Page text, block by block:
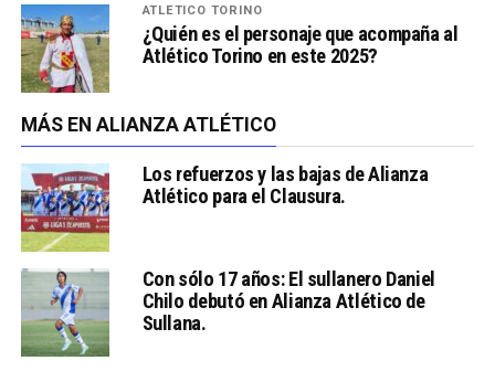
ATLÉTICO TORINO
¿Quién es el personaje que acompaña al
Atlético Torino en este 2025?
MÁS EN ALIANZA ATLÉTICO
Los refuerzos y las bajas de Alianza
Atlético para el Clausura.
Con sólo 17 años: El sullanero Daniel
Chilo debutó en Alianza Atlético de
Sullana.